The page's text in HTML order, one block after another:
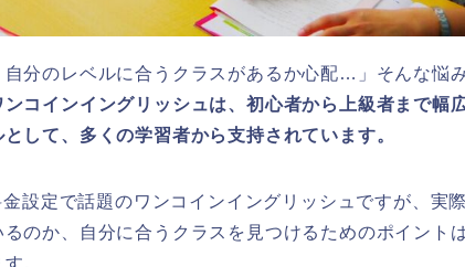
自分のレベルに合うクラスがあるか心配…」そんな悩
ンコインイングリッシュは、初心者から上級者まで幅
して、多くの学習者から支持されています。
設定で話題のワンコインイングリッシュですが、実
のか、自分に合うクラスを見つけるためのポイント